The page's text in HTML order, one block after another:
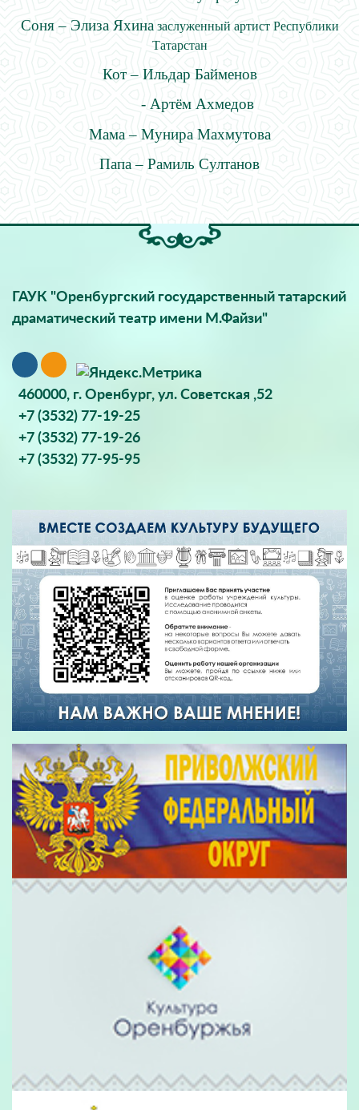
Соня – Элиза Яхиназаслуженный артист Республики
Татарстан
Кот – Ильдар Байменов
- Артём Ахмедов
Мама – Мунира Махмутова
Папа – Рамиль Султанов
ГАУК "Оренбургский государственный татарский
драматический театр имени М.Файзи"
460000, г. Оренбург, ул. Советская ,52
+7 (3532) 77-19-25
+7 (3532) 77-19-26
+7 (3532) 77-95-95